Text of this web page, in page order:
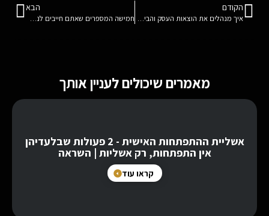
הקודם
איך מנהלים את הוצאות העסק והבית בקלות?
הבא
חמישה המספרים שאתם חייבים לנהל בעסק
מאמרים שיכולים לעניין אותך
אשליית ההתפתחות האישית - 2 פעולות שבלעדיהן
אין התפתחות, רק אשליות | השראה
קראו עוד